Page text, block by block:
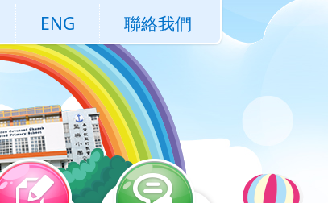
ENG 聯絡我們